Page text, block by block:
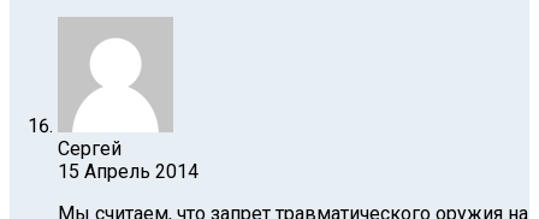
Сергей
15 Апрель 2014
Мы считаем, что запрет травматического оружия на